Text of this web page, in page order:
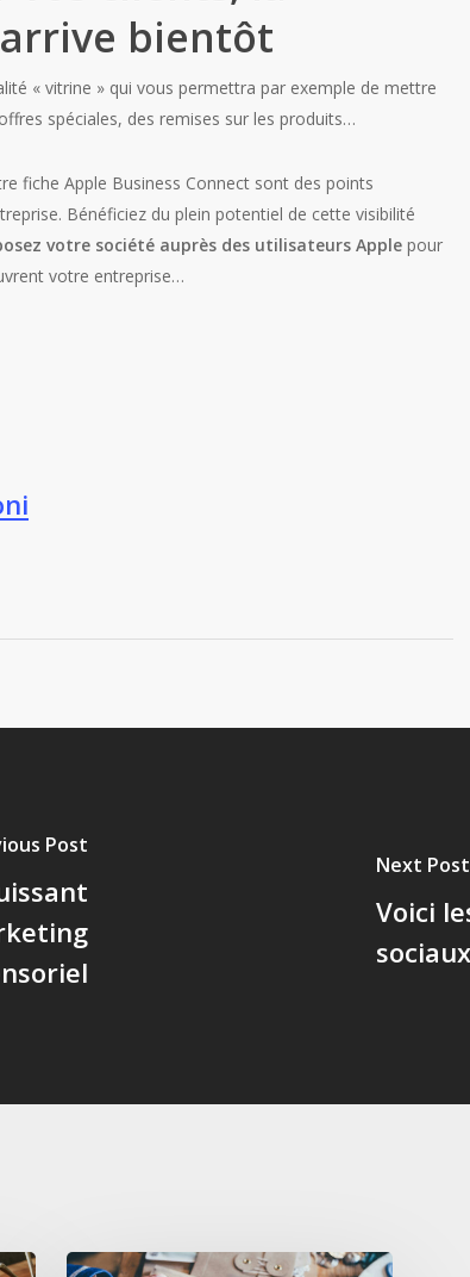
bientôt
« vitrine » qui vous permettra par exemple de mettre
spéciales, des remises sur les produits…
fiche Apple Business Connect sont des points
Bénéficiez du plein potentiel de cette visibilité
votre société auprès des utilisateurs Apple pour
votre entreprise…
Post
Next Post
Voici
Combien coûte un site internet ? Une